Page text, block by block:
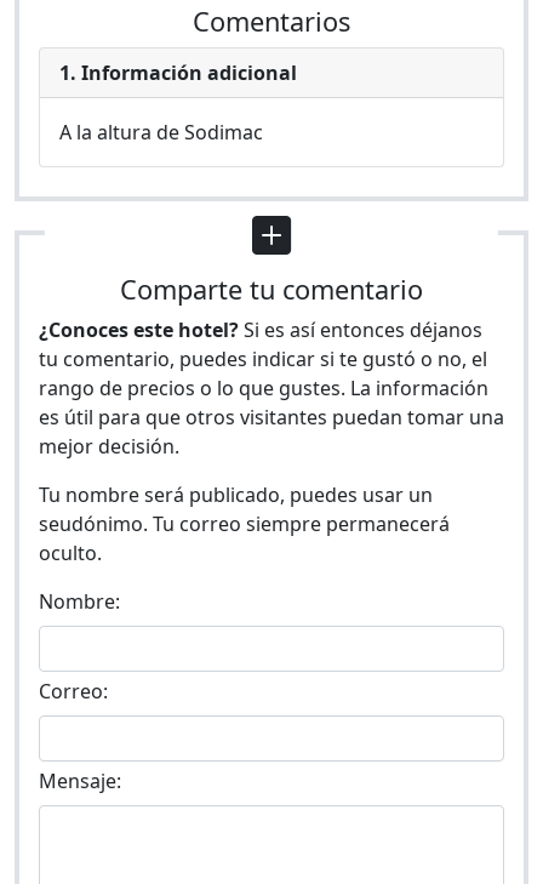
Comentarios
1. Información adicional
A la altura de Sodimac
Comparte tu comentario
¿Conoces este hotel?Si es así entonces déjanos
tu comentario, puedes indicar si te gustó o no, el
rango de precios o lo que gustes. La información
es útil para que otros visitantes puedan tomar una
mejor decisión.
Tu nombre será publicado, puedes usar un
seudónimo. Tu correo siempre permanecerá
oculto.
Nombre:
Correo:
Mensaje: